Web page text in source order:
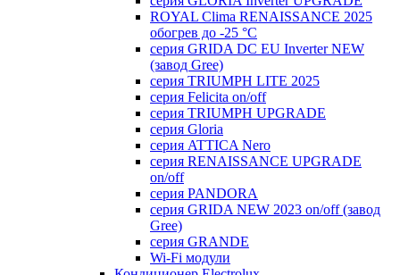
ROYAL Clima RENAISSANCE 2025
обогрев до -25 °С
серия GRIDA DC EU Inverter NEW
(завод Gree)
серия TRIUMPH LITE 2025
серия Felicita on/off
серия TRIUMPH UPGRADE
серия Gloria
серия ATTICA Nero
серия RENAISSANCE UPGRADE
on/off
серия PANDORA
серия GRIDA NEW 2023 on/off (завод
Gree)
серия GRANDE
Wi-Fi модули